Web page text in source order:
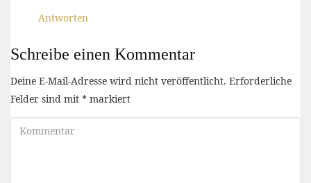
Antworten
Schreibe einen Kommentar
Deine E-Mail-Adresse wird nicht veröffentlicht. Erforderliche
Felder sind mit * markiert
Kommentar